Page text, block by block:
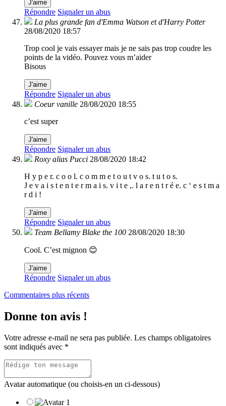
J'aime
Répondre Signaler un abus
La plus grande fan d'Emma Watson et d'Harry Potter
28/08/2020 18:57
Trop cool je vais essayer mais je ne sais pas trop coudre les
points de la vidéo. Pouvez vous m’aider
Bisous
J'aime
Répondre Signaler un abus
Coeur vanille 28/08/2020 18:55
c’est super
J'aime
Répondre Signaler un abus
Roxy alias Pucci 28/08/2020 18:42
H y p e r. c o o l. c o m m e t o u t v o s. t u t o s.
J e v a i s t e n t e r m a i s. v i t e ,. l a r e n t r é e. c ‘ e s t m a
r d i !
J'aime
Répondre Signaler un abus
Team Bellamy Blake the 100 28/08/2020 18:30
Cool. C’est mignon 😊
J'aime
Répondre Signaler un abus
Navigation
dans
les
commentaires
Commentaires plus récents
Donne ton avis !
Votre adresse e-mail ne sera pas publiée. Les champs obligatoires
sont indiqués avec *
Avatar automatique (ou choisis-en un ci-dessous)